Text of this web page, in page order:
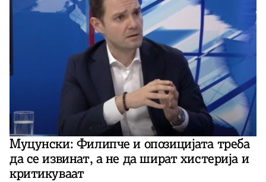
Муцунски: Филипче и опозицијата треба
да се извинат, а не да шират хистерија и
критикуваат